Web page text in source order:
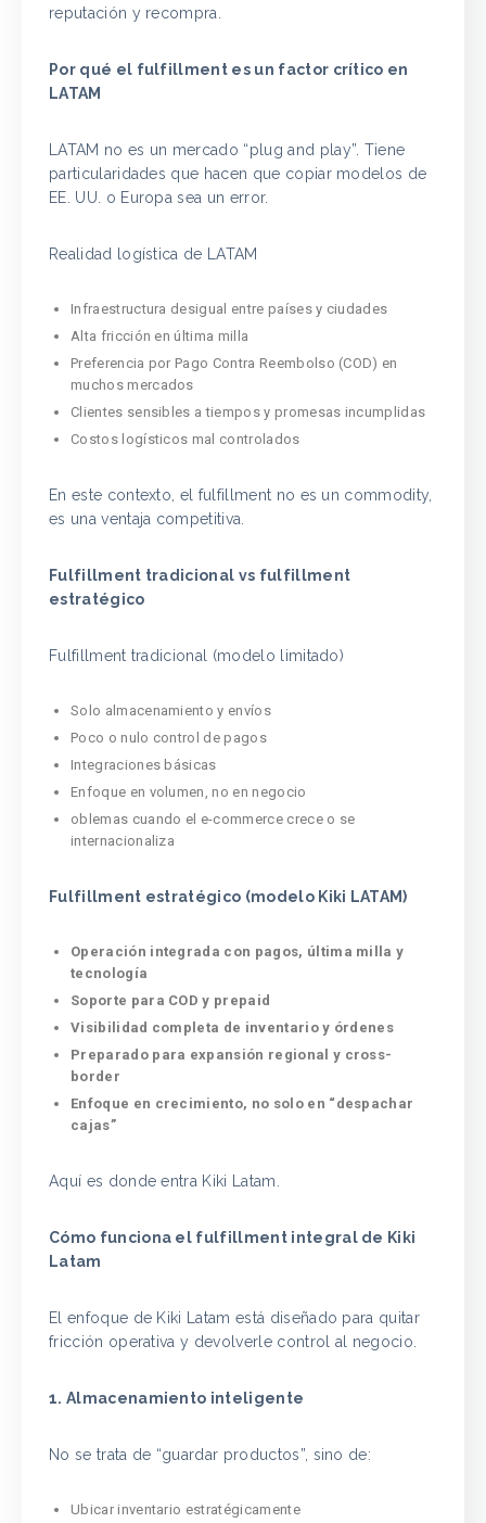
reputación y recompra.
Por qué el fulfillment es un factor crítico en
LATAM
LATAM no es un mercado “plug and play”. Tiene
particularidades que hacen que copiar modelos de
EE. UU. o Europa sea un error.
Realidad logística de LATAM
Infraestructura desigual entre países y ciudades
Alta fricción en última milla
Preferencia por Pago Contra Reembolso (COD) en
muchos mercados
Clientes sensibles a tiempos y promesas incumplidas
Costos logísticos mal controlados
En este contexto, el fulfillment no es un commodity,
es una ventaja competitiva.
Fulfillment tradicional vs fulfillment
estratégico
Fulfillment tradicional (modelo limitado)
Solo almacenamiento y envíos
Poco o nulo control de pagos
Integraciones básicas
Enfoque en volumen, no en negocio
oblemas cuando el e-commerce crece o se
internacionaliza
Fulfillment estratégico (modelo Kiki LATAM)
Operación integrada con pagos, última milla y
tecnología
Soporte para COD y prepaid
Visibilidad completa de inventario y órdenes
Preparado para expansión regional y cross-
border
Enfoque en crecimiento, no solo en “despachar
cajas”
Aquí es donde entra Kiki Latam.
Cómo funciona el fulfillment integral de Kiki
Latam
El enfoque de Kiki Latam está diseñado para quitar
fricción operativa y devolverle control al negocio.
1. Almacenamiento inteligente
No se trata de “guardar productos”, sino de:
Ubicar inventario estratégicamente